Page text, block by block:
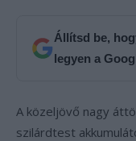
Állítsd be,
legyen a
A közeljövő nagy
szilárdtest